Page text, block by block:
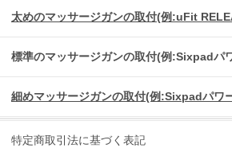
太めのマッサージガンの取付(例:uFit
標準のマッサージガンの取付(例:Sixpadパ
細めマッサージガンの取付(例:Sixpadパワ
特定商取引法に基づく表記